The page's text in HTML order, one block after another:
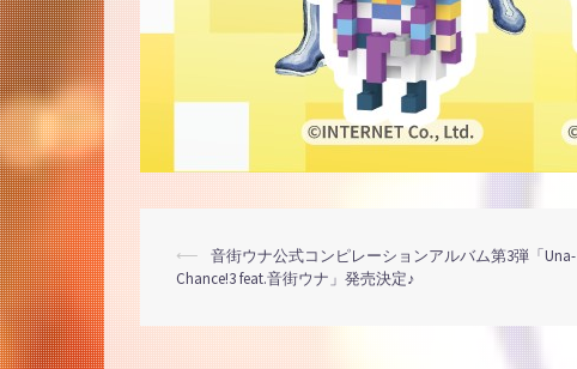
投
稿
⟵
音街ウナ公式コンピレーションアルバム第3弾「Una-
Chance!3 feat.音街ウナ」発売決定♪